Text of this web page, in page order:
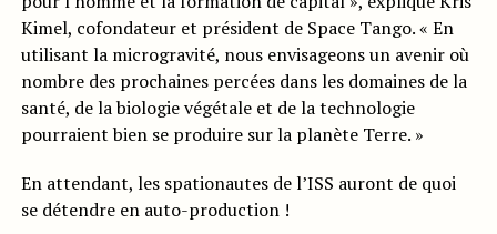
Kimel, cofondateur et président de Space Tango. « En
utilisant la microgravité, nous envisageons un avenir où
nombre des prochaines percées dans les domaines de la
santé, de la biologie végétale et de la technologie
pourraient bien se produire sur la planète Terre. »
En attendant, les spationautes de l’ISS auront de quoi
se détendre en auto-production !